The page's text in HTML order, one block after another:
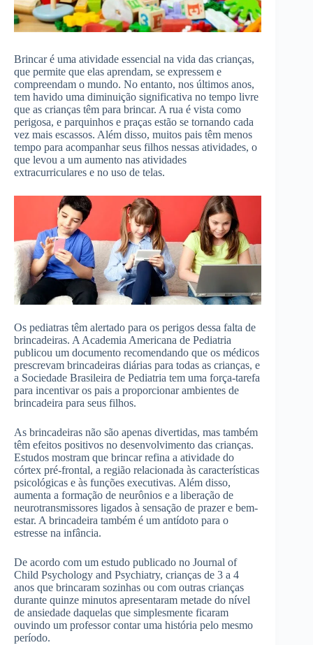
Brincar é uma atividade essencial na vida das crianças,
que permite que elas aprendam, se expressem e
compreendam o mundo. No entanto, nos últimos anos,
tem havido uma diminuição significativa no tempo livre
que as crianças têm para brincar. A rua é vista como
perigosa, e parquinhos e praças estão se tornando cada
vez mais escassos. Além disso, muitos pais têm menos
tempo para acompanhar seus filhos nessas atividades, o
que levou a um aumento nas atividades
extracurriculares e no uso de telas.
Os pediatras têm alertado para os perigos dessa falta de
brincadeiras. A Academia Americana de Pediatria
publicou um documento recomendando que os médicos
prescrevam brincadeiras diárias para todas as crianças, e
a Sociedade Brasileira de Pediatria tem uma força-tarefa
para incentivar os pais a proporcionar ambientes de
brincadeira para seus filhos.
As brincadeiras não são apenas divertidas, mas também
têm efeitos positivos no desenvolvimento das crianças.
Estudos mostram que brincar refina a atividade do
córtex pré-frontal, a região relacionada às características
psicológicas e às funções executivas. Além disso,
aumenta a formação de neurônios e a liberação de
neurotransmissores ligados à sensação de prazer e bem-
estar. A brincadeira também é um antídoto para o
estresse na infância.
De acordo com um estudo publicado no Journal of
Child Psychology and Psychiatry, crianças de 3 a 4
anos que brincaram sozinhas ou com outras crianças
durante quinze minutos apresentaram metade do nível
de ansiedade daquelas que simplesmente ficaram
ouvindo um professor contar uma história pelo mesmo
período.